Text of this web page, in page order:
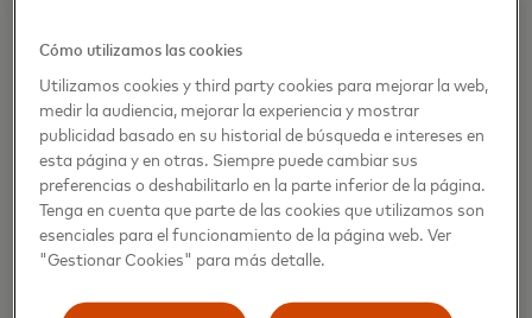
Apple Pay es fácil de configurar. En iPhone, simplemente
abra la aplicación Wallet, toque “+” y siga los pasos para
agregar las tarjetas de crédito o débito de Mastercard.
Una vez que agregue una tarjeta a su iPhone y Apple
Watch, puede comenzar a usar Apple Pay en ese
dispositivo de inmediato. Los clientes, además, recibirán
todas las recompensas y beneficios que ofrecen las
Cómo utilizamos las cookies
Utilizamos cookies y third party cookies para mejorar la web,
medir la audiencia, mejorar la experiencia y mostrar
publicidad basado en su historial de búsqueda e intereses en
esta página y en otras. Siempre puede cambiar sus
preferencias o deshabilitarlo en la parte inferior de la página.
Tenga en cuenta que parte de las cookies que utilizamos son
esenciales para el funcionamiento de la página web. Ver
"Gestionar Cookies" para más detalle.